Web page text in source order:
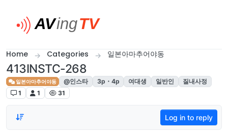
Home Categories 일본아마추어야동
413INSTC-268
일본아마추어야동 @인스타 3p・4p 여대생 일반인
질내사정
1
1 31
Log in to reply